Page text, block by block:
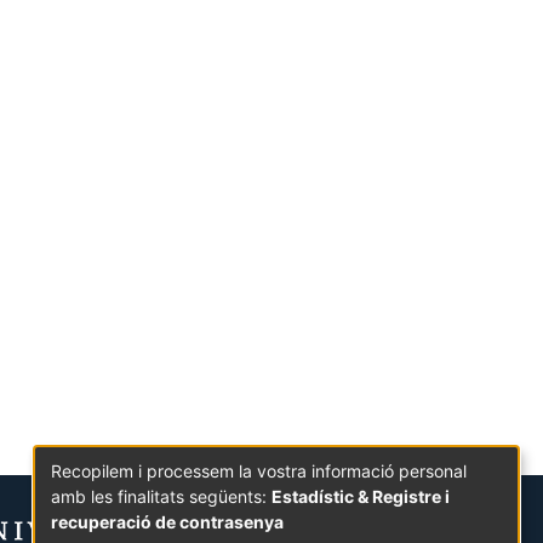
Recopilem i processem la vostra informació personal
amb les finalitats següents: Estadístic & Registre i
recuperació de contrasenya